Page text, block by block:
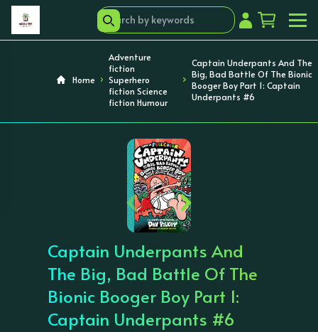
Home
Adventure
fiction
Superhero
fiction Science
fiction Humour
Captain Underpants And The
Big, Bad Battle Of The Bionic
Booger Boy Part 1: Captain
Underpants #6
‹ ›
Captain Underpants And
The Big, Bad Battle Of The
Bionic Booger Boy Part 1:
Captain Underpants #6